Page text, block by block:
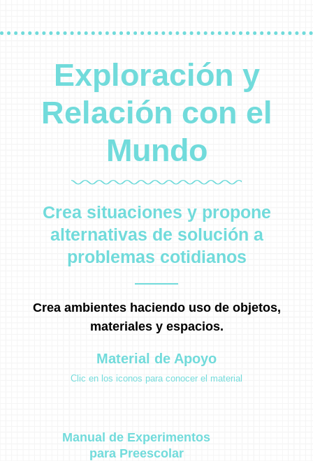
Exploración y
Relación con el
Mundo
Crea situaciones y propone
alternativas de solución a
problemas cotidianos
Crea ambientes haciendo uso de objetos,
materiales y espacios.
Material de Apoyo
Clic en los iconos para conocer el material
Manual de Experimentos
para Preescolar